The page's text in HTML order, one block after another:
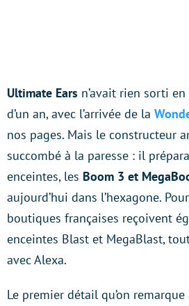
Ultimate Ears n’avait rien sorti
d’un an, avec l’arrivée de la
nos pages. Mais le constructeur
succombé à la paresse : il
enceintes, les Boom 3 et
aujourd’hui dans l’hexagone.
boutiques françaises reçoivent
enceintes Blast et MegaBlast,
avec Alexa.
Le premier détail qu’on